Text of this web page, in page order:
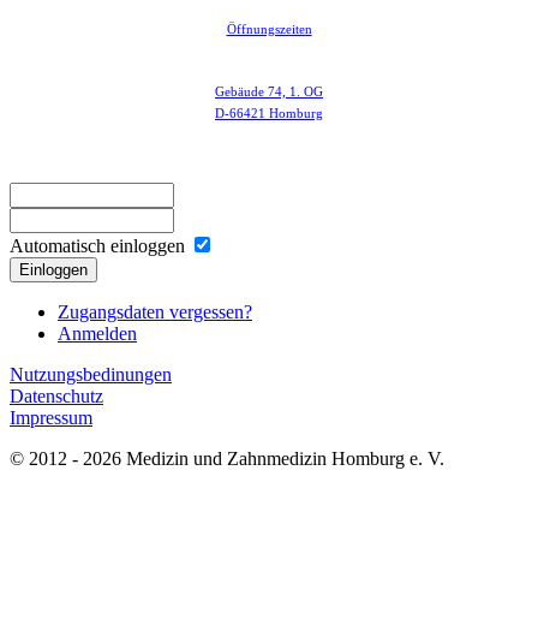
Öffnungszeiten
Gebäude 74, 1. OG
D-66421 Homburg
Automatisch einloggen
Einloggen
Zugangsdaten vergessen?
Anmelden
Nutzungsbedinungen
Datenschutz
Impressum
© 2012 - 2026 Medizin und Zahnmedizin Homburg e. V.